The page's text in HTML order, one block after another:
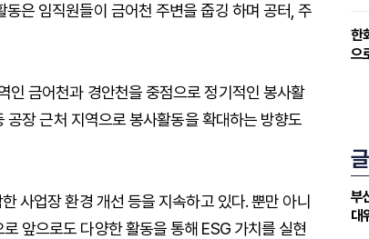
은 임직원들이 금어천 주변을 줍깅 하며 공터, 주
인 금어천과 경안천을 중점으로 정기적인 봉사활
장 근처 지역으로 봉사활동을 확대하는 방향도
사업장 환경 개선 등을 지속하고 있다. 뿐만 아니
앞으로도 다양한 활동을 통해 ESG 가치를 실현
한
으
부
대